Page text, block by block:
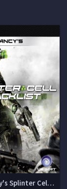
Tom Clancy's Splinter Cell Blacklist (v 1.0.3)